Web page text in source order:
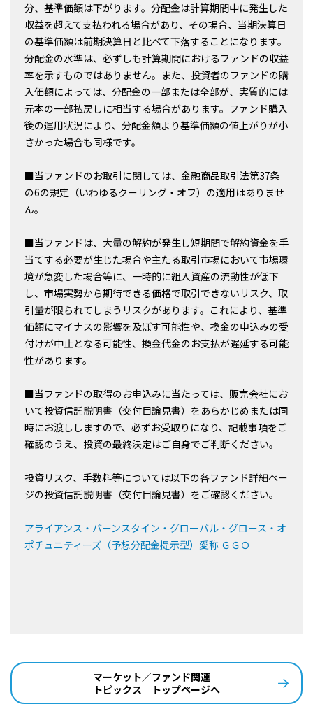
分、基準価額は下がります。分配金は計算期間中に発生した
収益を超えて支払われる場合があり、その場合、当期決算日
の基準価額は前期決算日と比べて下落することになります。
分配金の水準は、必ずしも計算期間におけるファンドの収益
率を示すものではありません。また、投資者のファンドの購
入価額によっては、分配金の一部または全部が、実質的には
元本の一部払戻しに相当する場合があります。ファンド購入
後の運用状況により、分配金額より基準価額の値上がりが小
さかった場合も同様です。
■当ファンドのお取引に関しては、金融商品取引法第37条
の6の規定（いわゆるクーリング・オフ）の適用はありませ
ん。
■当ファンドは、大量の解約が発生し短期間で解約資金を手
当てする必要が生じた場合や主たる取引市場において市場環
境が急変した場合等に、一時的に組入資産の流動性が低下
し、市場実勢から期待できる価格で取引できないリスク、取
引量が限られてしまうリスクがあります。これにより、基準
価額にマイナスの影響を及ぼす可能性や、換金の申込みの受
付けが中止となる可能性、換金代金のお支払が遅延する可能
性があります。
■当ファンドの取得のお申込みに当たっては、販売会社にお
いて投資信託説明書（交付目論見書）をあらかじめまたは同
時にお渡ししますので、必ずお受取りになり、記載事項をご
確認のうえ、投資の最終決定はご自身でご判断ください。
投資リスク、手数料等については以下の各ファンド詳細ペー
ジの投資信託説明書（交付目論見書）をご確認ください。
アライアンス・バーンスタイン・グローバル・グロース・オ
ポチュニティーズ（予想分配金提示型）愛称 ＧＧＯ
マーケット／ファンド関連
トピックス トップページへ